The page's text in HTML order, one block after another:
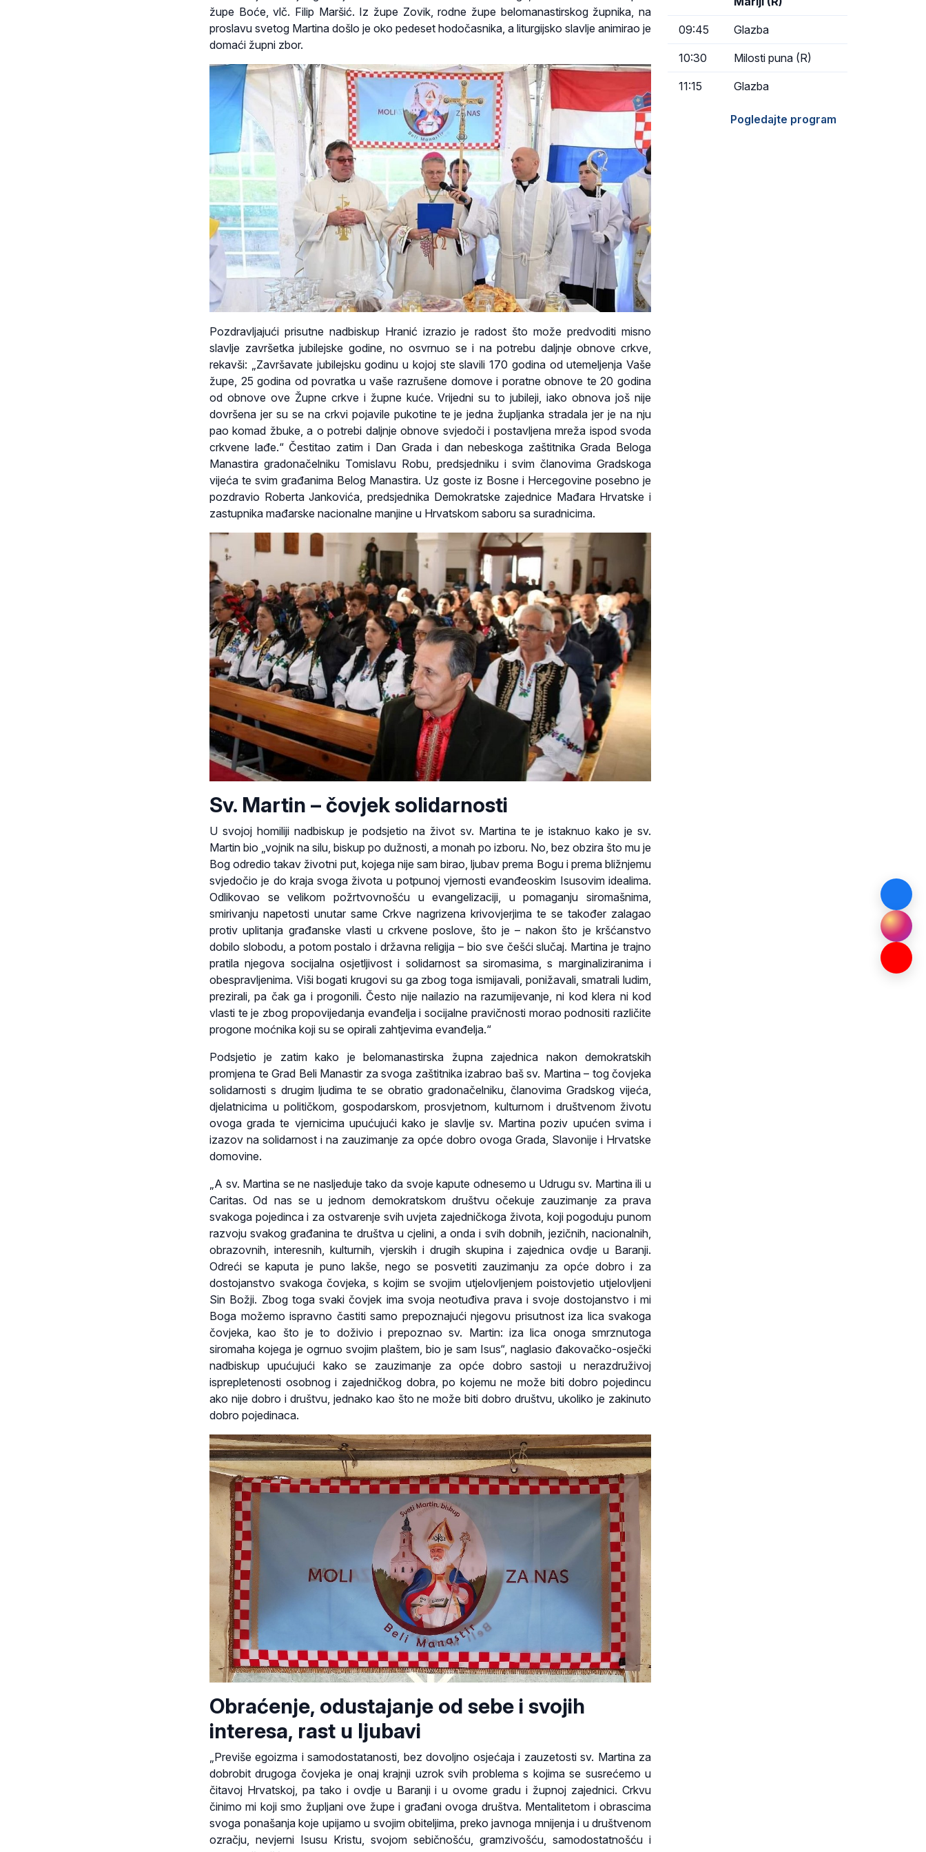
župe Boće, vlč. Filip Maršić. Iz župe Zovik, rodne župe belomanastirskog župnika, na
proslavu svetog Martina došlo je oko pedeset hodočasnika, a liturgijsko slavlje animirao je
domaći župni zbor.
Pozdravljajući prisutne nadbiskup Hranić izrazio je radost što može predvoditi misno
slavlje završetka jubilejske godine, no osvrnuo se i na potrebu daljnje obnove crkve,
rekavši: „Završavate jubilejsku godinu u kojoj ste slavili 170 godina od utemeljenja Vaše
župe, 25 godina od povratka u vaše razrušene domove i poratne obnove te 20 godina
od obnove ove Župne crkve i župne kuće. Vrijedni su to jubileji, iako obnova još nije
dovršena jer su se na crkvi pojavile pukotine te je jedna župljanka stradala jer je na nju
pao komad žbuke, a o potrebi daljnje obnove svjedoči i postavljena mreža ispod svoda
crkvene lađe.“ Čestitao zatim i Dan Grada i dan nebeskoga zaštitnika Grada Beloga
Manastira gradonačelniku Tomislavu Robu, predsjedniku i svim članovima Gradskoga
vijeća te svim građanima Belog Manastira. Uz goste iz Bosne i Hercegovine posebno je
pozdravio Roberta Jankovića, predsjednika Demokratske zajednice Mađara Hrvatske i
zastupnika mađarske nacionalne manjine u Hrvatskom saboru sa suradnicima.
Sv. Martin – čovjek solidarnosti
U svojoj homiliji nadbiskup je podsjetio na život sv. Martina te je istaknuo kako je sv.
Martin bio „vojnik na silu, biskup po dužnosti, a monah po izboru. No, bez obzira što mu je
Bog odredio takav životni put, kojega nije sam birao, ljubav prema Bogu i prema bližnjemu
svjedočio je do kraja svoga života u potpunoj vjernosti evanđeoskim Isusovim idealima.
Odlikovao se velikom požrtvovnošću u evangelizaciji, u pomaganju siromašnima,
smirivanju napetosti unutar same Crkve nagrizena krivovjerjima te se također zalagao
protiv uplitanja građanske vlasti u crkvene poslove, što je – nakon što je kršćanstvo
dobilo slobodu, a potom postalo i državna religija – bio sve češći slučaj. Martina je trajno
pratila njegova socijalna osjetljivost i solidarnost sa siromasima, s marginaliziranima i
obespravljenima. Viši bogati krugovi su ga zbog toga ismijavali, ponižavali, smatrali ludim,
prezirali, pa čak ga i progonili. Često nije nailazio na razumijevanje, ni kod klera ni kod
vlasti te je zbog propovijedanja evanđelja i socijalne pravičnosti morao podnositi različite
progone moćnika koji su se opirali zahtjevima evanđelja.“
Podsjetio je zatim kako je belomanastirska župna zajednica nakon demokratskih
promjena te Grad Beli Manastir za svoga zaštitnika izabrao baš sv. Martina – tog čovjeka
solidarnosti s drugim ljudima te se obratio gradonačelniku, članovima Gradskog vijeća,
djelatnicima u političkom, gospodarskom, prosvjetnom, kulturnom i društvenom životu
ovoga grada te vjernicima upućujući kako je slavlje sv. Martina poziv upućen svima i
izazov na solidarnost i na zauzimanje za opće dobro ovoga Grada, Slavonije i Hrvatske
domovine.
„A sv. Martina se ne nasljeduje tako da svoje kapute odnesemo u Udrugu sv. Martina ili u
Caritas. Od nas se u jednom demokratskom društvu očekuje zauzimanje za prava
svakoga pojedinca i za ostvarenje svih uvjeta zajedničkoga života, koji pogoduju punom
razvoju svakog građanina te društva u cjelini, a onda i svih dobnih, jezičnih, nacionalnih,
obrazovnih, interesnih, kulturnih, vjerskih i drugih skupina i zajednica ovdje u Baranji.
Odreći se kaputa je puno lakše, nego se posvetiti zauzimanju za opće dobro i za
dostojanstvo svakoga čovjeka, s kojim se svojim utjelovljenjem poistovjetio utjelovljeni
Sin Božji. Zbog toga svaki čovjek ima svoja neotuđiva prava i svoje dostojanstvo i mi
Boga možemo ispravno častiti samo prepoznajući njegovu prisutnost iza lica svakoga
čovjeka, kao što je to doživio i prepoznao sv. Martin: iza lica onoga smrznutoga
siromaha kojega je ogrnuo svojim plaštem, bio je sam Isus“, naglasio đakovačko-osječki
nadbiskup upućujući kako se zauzimanje za opće dobro sastoji u nerazdruživoj
isprepletenosti osobnog i zajedničkog dobra, po kojemu ne može biti dobro pojedincu
ako nije dobro i društvu, jednako kao što ne može biti dobro društvu, ukoliko je zakinuto
dobro pojedinaca.
Obraćenje, odustajanje od sebe i svojih
interesa, rast u ljubavi
„Previše egoizma i samodostatanosti, bez dovoljno osjećaja i zauzetosti sv. Martina za
dobrobit drugoga čovjeka je onaj krajnji uzrok svih problema s kojima se susrećemo u
čitavoj Hrvatskoj, pa tako i ovdje u Baranji i u ovome gradu i župnoj zajednici. Crkvu
činimo mi koji smo župljani ove župe i građani ovoga društva. Mentalitetom i obrascima
svoga ponašanja koje upijamo u svojim obiteljima, preko javnoga mnijenja i u društvenom
ozračju, nevjerni Isusu Kristu, svojom sebičnošću, gramzivošću, samodostatnošću i
09:45 Glazba
10:30 Milosti puna (R)
11:15 Glazba
Pogledajte program